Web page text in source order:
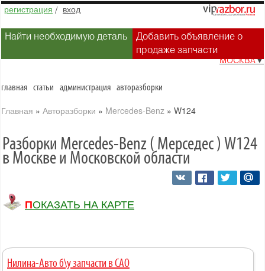
регистрация / вход
Найти необходимую деталь
Добавить объявление о
продаже запчасти
МОСКВА▼
главная статьи администрация авторазборки
Главная » Авторазборки » Mercedes-Benz » W124
Разборки Mercedes-Benz ( Мерседес ) W124
в Москве и Московской области
ПОКАЗАТЬ НА КАРТЕ
Нилина-Авто б\у запчасти в САО